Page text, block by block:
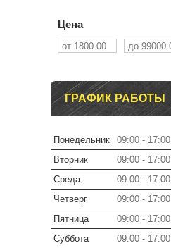
Цена
ГРАФИК РАБОТЫ
Понедельник 09:00
17:00
Вторник
09:00
17:00
Среда
09:00
17:00
Четверг
09:00
17:00
Пятница
09:00
17:00
Суббота
09:00
17:00